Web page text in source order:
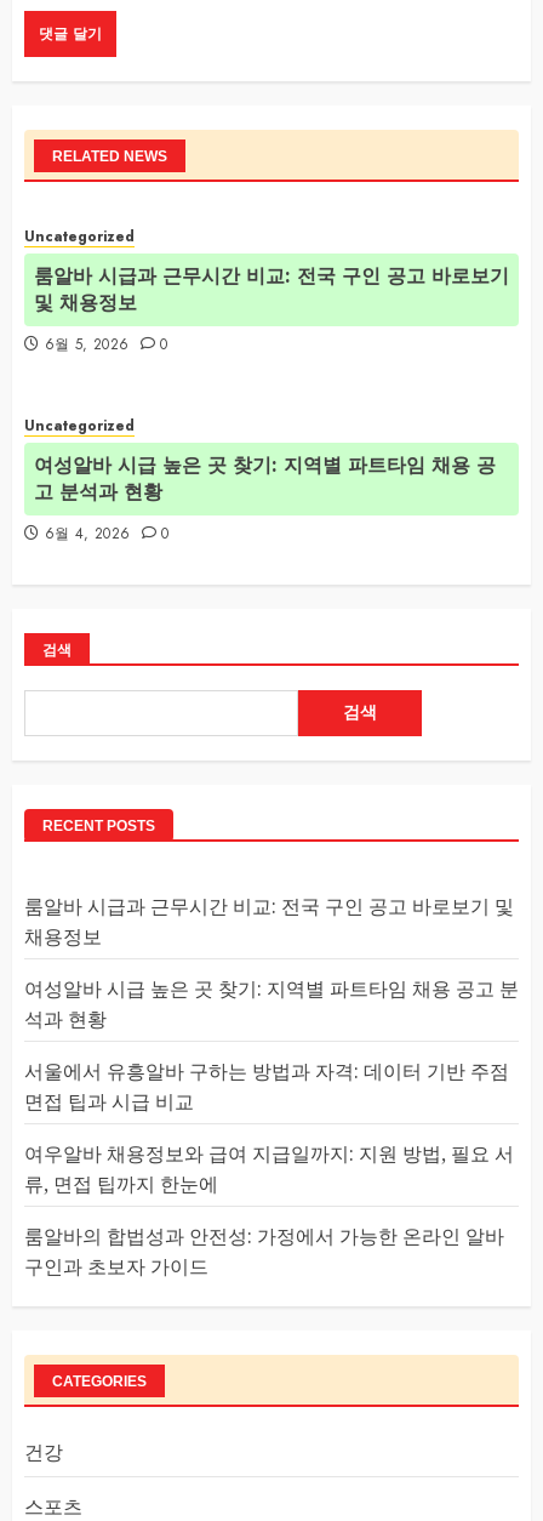
RELATED NEWS
Uncategorized
룸알바 시급과 근무시간 비교: 전국 구인 공고 바로보기
및 채용정보
6월 5, 2026 0
Uncategorized
여성알바 시급 높은 곳 찾기: 지역별 파트타임 채용 공
고 분석과 현황
6월 4, 2026 0
검색
검색
RECENT POSTS
룸알바 시급과 근무시간 비교: 전국 구인 공고 바로보기 및
채용정보
여성알바 시급 높은 곳 찾기: 지역별 파트타임 채용 공고 분
석과 현황
서울에서 유흥알바 구하는 방법과 자격: 데이터 기반 주점
면접 팁과 시급 비교
여우알바 채용정보와 급여 지급일까지: 지원 방법, 필요 서
류, 면접 팁까지 한눈에
룸알바의 합법성과 안전성: 가정에서 가능한 온라인 알바
구인과 초보자 가이드
CATEGORIES
건강
스포츠